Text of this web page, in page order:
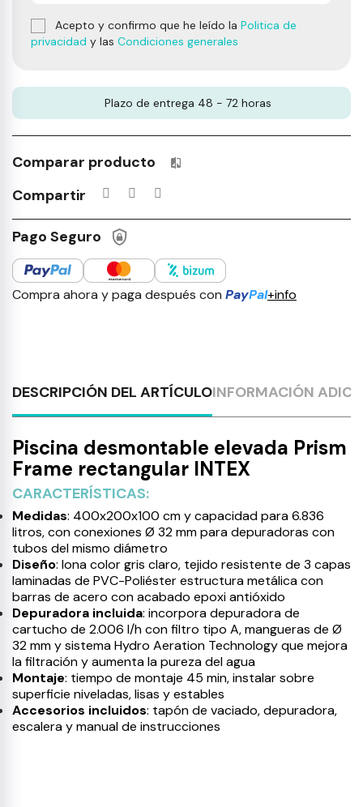
Acepto y confirmo que he leído la Politica de
privacidad y las Condiciones generales
Plazo de entrega 48 - 72 horas
Comparar producto Productos incluidos en tu lista
Compartir
Pago Seguro
Compra ahora y paga después con PayPal+info
DESCRIPCIÓN DEL ARTÍCULOINFORMACIÓN
Piscina desmontable elevada Prism
Frame rectangular INTEX
CARACTERÍSTICAS:
Medidas: 400x200x100 cm y capacidad para 6.836
litros, con conexiones Ø 32 mm para depuradoras con
tubos del mismo diámetro
Diseño: lona color gris claro, tejido resistente de 3 capas
laminadas de PVC-Poliéster estructura metálica con
barras de acero con acabado epoxi antióxido
Depuradora incluida: incorpora depuradora de
cartucho de 2.006 l/h con filtro tipo A, mangueras de Ø
32 mm y sistema Hydro Aeration Technology que mejora
la filtración y aumenta la pureza del agua
Montaje: tiempo de montaje 45 min, instalar sobre
superficie niveladas, lisas y estables
Accesorios incluidos: tapón de vaciado, depuradora,
escalera y manual de instrucciones